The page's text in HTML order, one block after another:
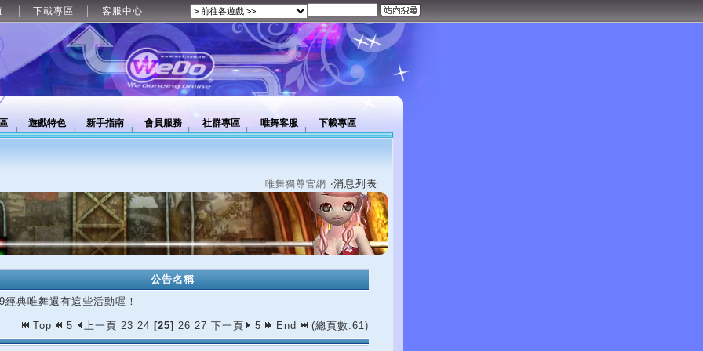
下載專區 客服中心
遊戲特色 新手指南 會員服務 社群專區 唯舞客服 下載專區
唯舞獨尊官網 ‧消息列表
公告名稱
經典唯舞還有這些活動喔！
Top 5 上一頁 23 24 [25] 26 27 下一頁 5 End (總頁數:61)